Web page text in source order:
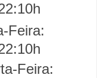
Feira:
Feira: